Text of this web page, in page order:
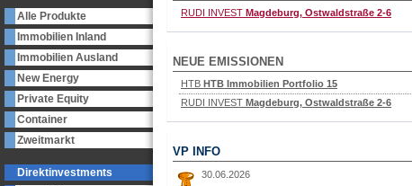
Alle Produkte
Immobilien Inland
Immobilien Ausland
New Energy
Private Equity
Container
Zweitmarkt
Direktinvestments
RUDI INVEST Magdeburg, Ostwaldstraße 2-6
NEUE EMISSIONEN
HTB HTB Immobilien Portfolio 15
RUDI INVEST Magdeburg, Ostwaldstraße 2-6
VP INFO
30.06.2026